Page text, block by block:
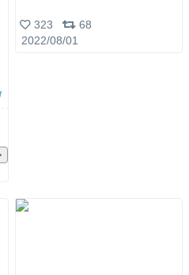
323
68
2022/08/01